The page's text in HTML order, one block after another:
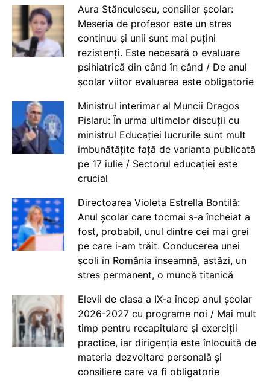
Aura Stănculescu, consilier școlar:
Meseria de profesor este un stres
continuu și unii sunt mai puțini
rezistenți. Este necesară o evaluare
psihiatrică din când în când / De anul
școlar viitor evaluarea este obligatorie
Ministrul interimar al Muncii Dragos
Pîslaru: În urma ultimelor discuții cu
ministrul Educației lucrurile sunt mult
îmbunătățite față de varianta publicată
pe 17 iulie / Sectorul educației este
crucial
Directoarea Violeta Estrella Bontilă:
Anul școlar care tocmai s-a încheiat a
fost, probabil, unul dintre cei mai grei
pe care i-am trăit. Conducerea unei
școli în România înseamnă, astăzi, un
stres permanent, o muncă titanică
Elevii de clasa a IX-a încep anul școlar
2026-2027 cu programe noi / Mai mult
timp pentru recapitulare și exerciții
practice, iar dirigenția este înlocuită de
materia dezvoltare personală și
consiliere care va fi obligatorie